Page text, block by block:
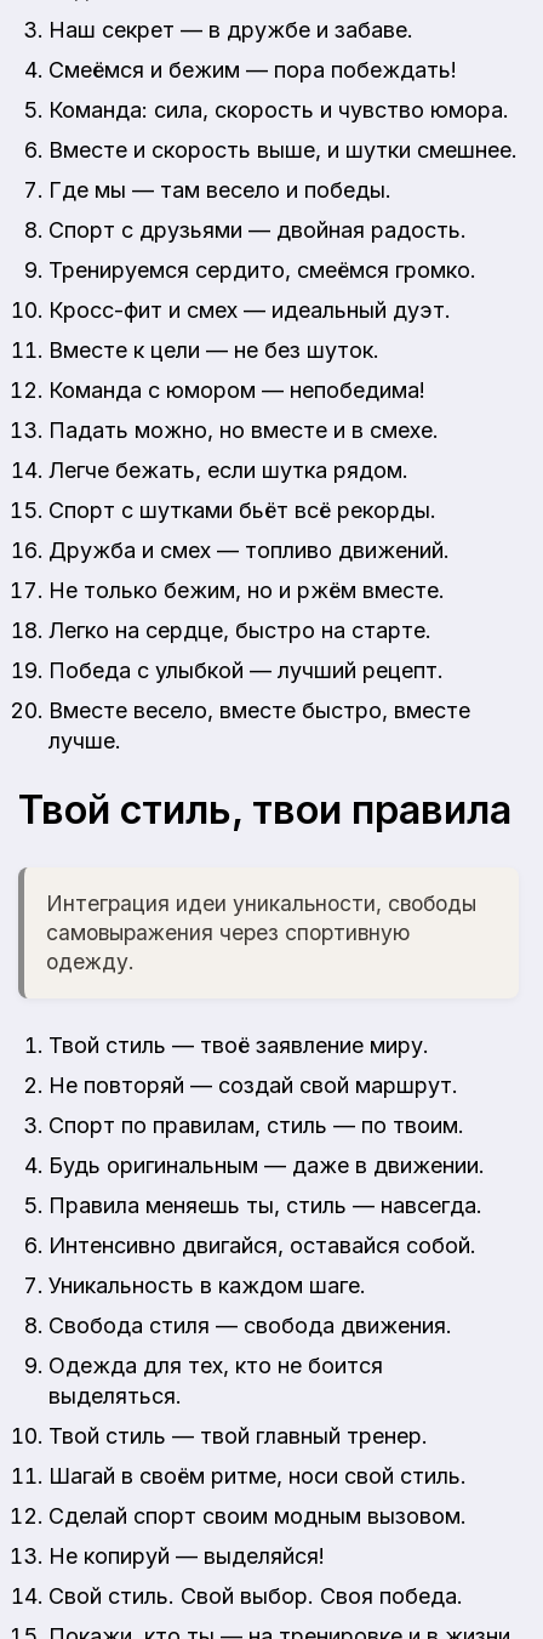
Наш секрет — в дружбе и забаве.
Смеёмся и бежим — пора побеждать!
Команда: сила, скорость и чувство юмора.
Вместе и скорость выше, и шутки смешнее.
Где мы — там весело и победы.
Спорт с друзьями — двойная радость.
Тренируемся сердито, смеёмся громко.
Кросс-фит и смех — идеальный дуэт.
Вместе к цели — не без шуток.
Команда с юмором — непобедима!
Падать можно, но вместе и в смехе.
Легче бежать, если шутка рядом.
Спорт с шутками бьёт всё рекорды.
Дружба и смех — топливо движений.
Не только бежим, но и ржём вместе.
Легко на сердце, быстро на старте.
Победа с улыбкой — лучший рецепт.
Вместе весело, вместе быстро, вместе
лучше.
Твой стиль, твои правила
Интеграция идеи уникальности, свободы
самовыражения через спортивную
одежду.
Твой стиль — твоё заявление миру.
Не повторяй — создай свой маршрут.
Спорт по правилам, стиль — по твоим.
Будь оригинальным — даже в движении.
Правила меняешь ты, стиль — навсегда.
Интенсивно двигайся, оставайся собой.
Уникальность в каждом шаге.
Свобода стиля — свобода движения.
Одежда для тех, кто не боится
выделяться.
Твой стиль — твой главный тренер.
Шагай в своём ритме, носи свой стиль.
Сделай спорт своим модным вызовом.
Не копируй — выделяйся!
Свой стиль. Свой выбор. Своя победа.